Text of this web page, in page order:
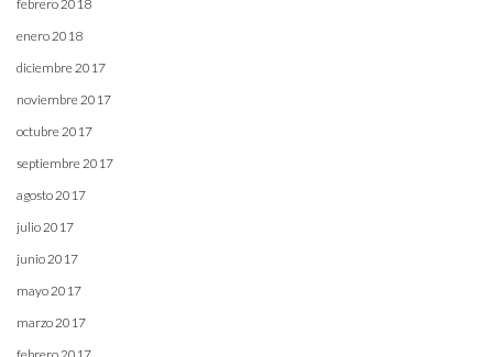
febrero 2018
enero 2018
diciembre 2017
noviembre 2017
octubre 2017
septiembre 2017
agosto 2017
julio 2017
junio 2017
mayo 2017
marzo 2017